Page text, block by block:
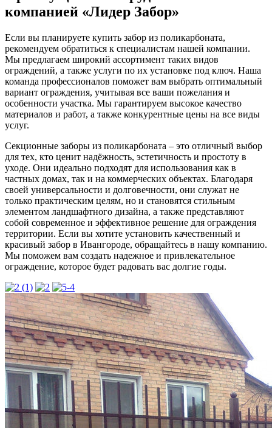
компанией «Лидер Забор»
Если вы планируете купить забор из поликарбоната,
рекомендуем обратиться к специалистам нашей компании.
Мы предлагаем широкий ассортимент таких видов
ограждений, а также услуги по их установке под ключ. Наша
команда профессионалов поможет вам выбрать оптимальный
вариант ограждения, учитывая все ваши пожелания и
особенности участка. Мы гарантируем высокое качество
материалов и работ, а также конкурентные цены на все виды
услуг.
Секционные заборы из поликарбоната – это отличный выбор
для тех, кто ценит надёжность, эстетичность и простоту в
уходе. Они идеально подходят для использования как в
частных домах, так и на коммерческих объектах. Благодаря
своей универсальности и долговечности, они служат не
только практическим целям, но и становятся стильным
элементом ландшафтного дизайна, а также представляют
собой современное и эффективное решение для ограждения
территории. Если вы хотите установить качественный и
красивый забор в Ивангороде, обращайтесь в нашу компанию.
Мы поможем вам создать надежное и привлекательное
ограждение, которое будет радовать вас долгие годы.